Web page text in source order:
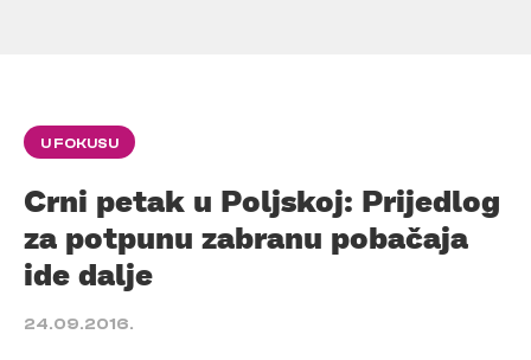
U FOKUSU
Crni petak u Poljskoj: Prijedlog
za potpunu zabranu pobačaja
ide dalje
24.09.2016.